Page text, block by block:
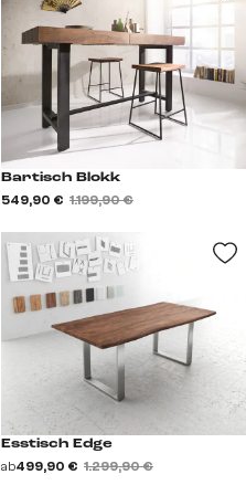
Bartisch Blokk
549,90 € 1.199,90 €
Esstisch Edge
ab499,90 € 1.299,90 €